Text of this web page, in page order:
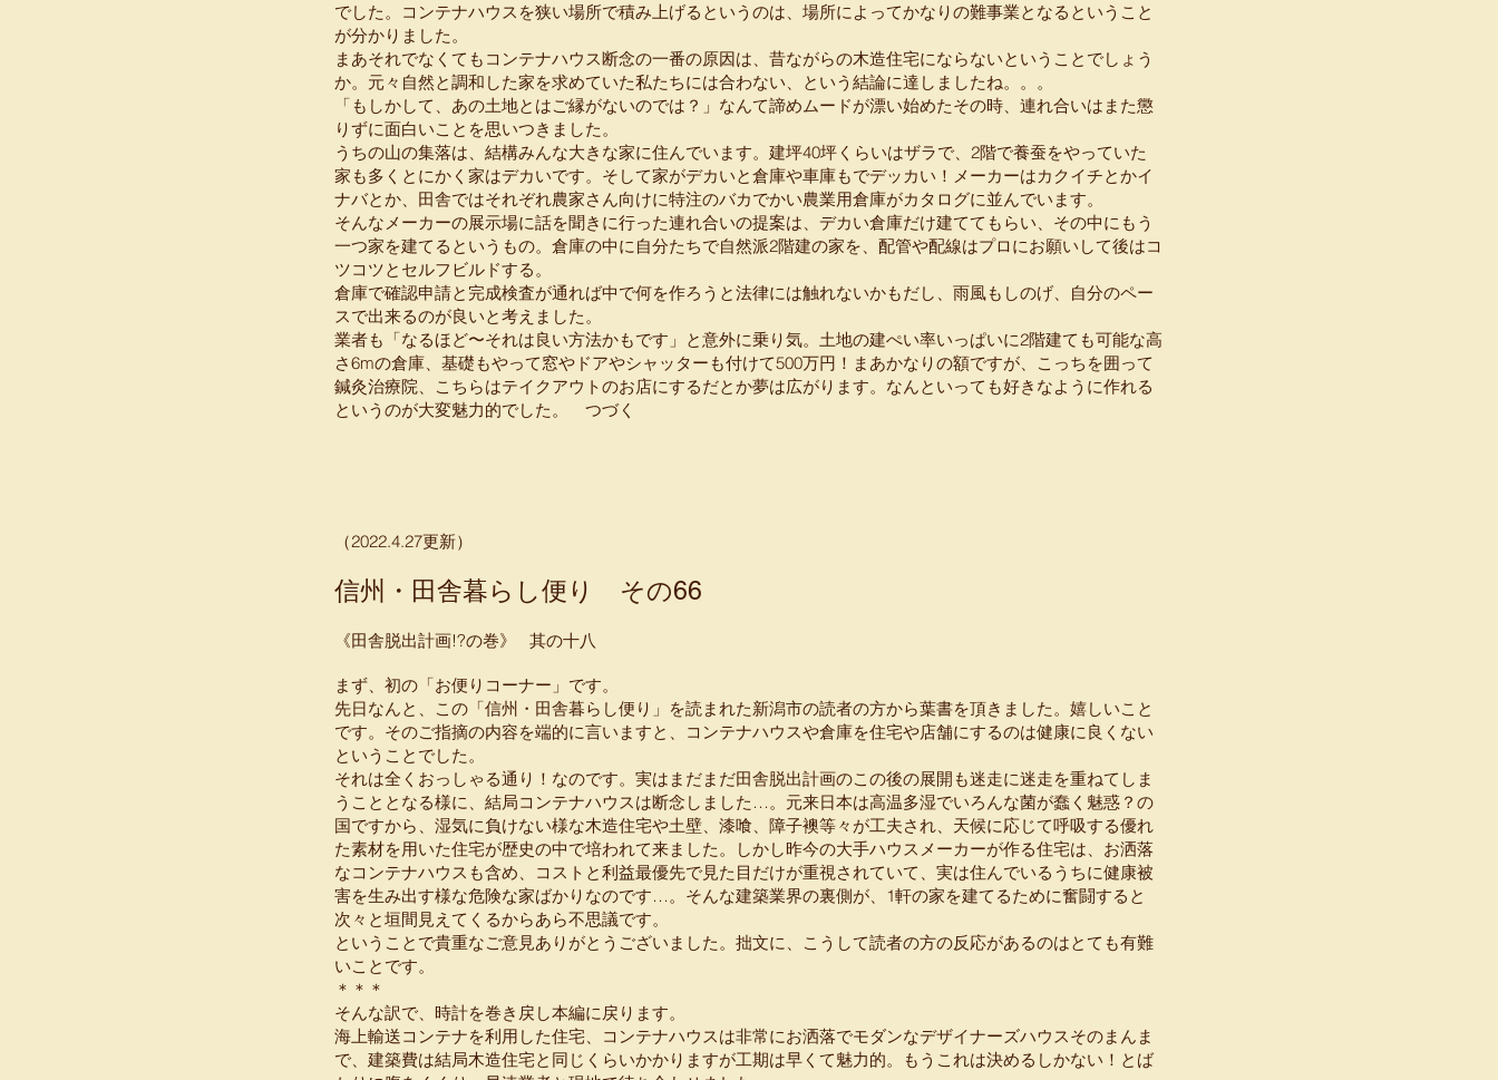
でした。コンテナハウスを狭い場所で積み上げるというのは、場所によってかなりの難事業となるということ
が分かりました。
まあそれでなくてもコンテナハウス断念の一番の原因は、昔ながらの木造住宅にならないということでしょう
か。元々自然と調和した家を求めていた私たちには合わない、という結論に達しましたね。。。
「もしかして、あの土地とはご縁がないのでは？」なんて諦めムードが漂い始めたその時、連れ合いはまた懲
りずに面白いことを思いつきました。
うちの山の集落は、結構みんな大きな家に住んでいます。建坪40坪くらいはザラで、2階で養蚕をやっていた
家も多くとにかく家はデカいです。そして家がデカいと倉庫や車庫もでデッカい！メーカーはカクイチとかイ
ナバとか、田舎ではそれぞれ農家さん向けに特注のバカでかい農業用倉庫がカタログに並んでいます。
そんなメーカーの展示場に話を聞きに行った連れ合いの提案は、デカい倉庫だけ建ててもらい、その中にもう
一つ家を建てるというもの。倉庫の中に自分たちで自然派2階建の家を、配管や配線はプロにお願いして後はコ
ツコツとセルフビルドする。
倉庫で確認申請と完成検査が通れば中で何を作ろうと法律には触れないかもだし、雨風もしのげ、自分のペー
スで出来るのが良いと考えました。
業者も「なるほど〜それは良い方法かもです」と意外に乗り気。土地の建ぺい率いっぱいに2階建ても可能な高
さ6mの倉庫、基礎もやって窓やドアやシャッターも付けて500万円！まあかなりの額ですが、こっちを囲って
鍼灸治療院、こちらはテイクアウトのお店にするだとか夢は広がります。なんといっても好きなように作れる
というのが大変魅力的でした。 つづく
​（2022.4.27更新）
信州・田舎暮らし便り その66
《田舎脱出計画!?の巻》 其の十八
まず、初の「お便りコーナー」です。
先日なんと、この「信州・田舎暮らし便り」を読まれた新潟市の読者の方から葉書を頂きました。嬉しいこと
です。そのご指摘の内容を端的に言いますと、コンテナハウスや倉庫を住宅や店舗にするのは健康に良くない
ということでした。
それは全くおっしゃる通り！なのです。実はまだまだ田舎脱出計画のこの後の展開も迷走に迷走を重ねてしま
うこととなる様に、結局コンテナハウスは断念しました…。元来日本は高温多湿でいろんな菌が蠢く魅惑？の
国ですから、湿気に負けない様な木造住宅や土壁、漆喰、障子襖等々が工夫され、天候に応じて呼吸する優れ
た素材を用いた住宅が歴史の中で培われて来ました。しかし昨今の大手ハウスメーカーが作る住宅は、お洒落
なコンテナハウスも含め、コストと利益最優先で見た目だけが重視されていて、実は住んでいるうちに健康被
害を生み出す様な危険な家ばかりなのです…。そんな建築業界の裏側が、1軒の家を建てるために奮闘すると
次々と垣間見えてくるからあら不思議です。
ということで貴重なご意見ありがとうございました。拙文に、こうして読者の方の反応があるのはとても有難
いことです。
＊＊＊
そんな訳で、時計を巻き戻し本編に戻ります。
海上輸送コンテナを利用した住宅、コンテナハウスは非常にお洒落でモダンなデザイナーズハウスそのまんま
で、建築費は結局木造住宅と同じくらいかかりますが工期は早くて魅力的。もうこれは決めるしかない！とば